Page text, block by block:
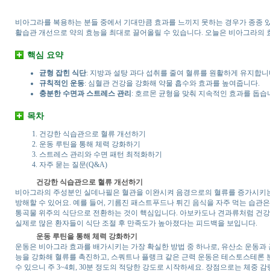
비아그라를 복용하는 분들 중에서 기대만큼 효과를 느끼지 못하는 경우가 종종
활습관 개선으로 약의 효능을 최대로 끌어올릴 수 있습니다. 오늘은 비아그라
핵심 요약
균형 잡힌 식단: 지방과 설탕 과다 섭취를 줄여 혈류를 원활하게 유지합
규칙적인 운동: 심혈관 건강을 강화해 약물 흡수와 효과를 높여줍니다.
충분한 수면과 스트레스 관리 : 호르몬 균형을 맞춰 지속적인 효과를 돕습
목차
건강한 식습관으로 혈류 개선하기
운동 루틴을 통해 체력 강화하기
스트레스 관리와 수면 패턴 최적화하기
자주 묻는 질문(Q&A)
건강한 식습관으로 혈류 개선하기
비아그라의 주성분인 실데나필은 혈관을 이완시켜 음경으로의 혈류를 증가시
방해할 수 있어요. 예를 들어, 기름진 패스트푸드나 튀긴 음식을 자주 먹는 습관
통곡물 위주의 식단으로 전환하는 것이 핵심입니다. 아보카도나 견과류처럼
실제로 많은 환자들이 식단 조절 후 만족도가 높아졌다는 피드백을 보입니다.
운동 루틴을 통해 체력 강화하기
운동은 비아그라 효과를 배가시키는 가장 확실한 방법 중 하나로, 유산소 운동
능을 강화해 혈류를 촉진하고, 스쿼트나 플랭크 같은 근력 운동은 테스토스테
수 있으니 주 3~4회, 30분 정도의 적당한 강도로 시작하세요. 장점으로는 체중